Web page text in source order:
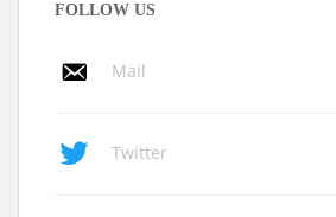
FOLLOW US
Mail
Twitter